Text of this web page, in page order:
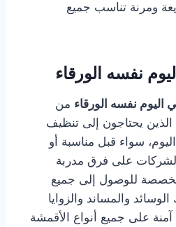
ومرنة تناسب جميع
نفسه الورقاء
نفسه الورقاء من
الذين يحتاجون إلى تنظيف
سواء قبل مناسبة أو
على فرق مدربة
للوصول إلى جميع
والمساند والزوايا
على جميع أنواع الأقمشة